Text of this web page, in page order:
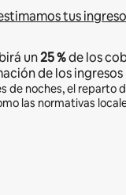
tus
un25 %de los
de los
de noches, el reparto
las normativas